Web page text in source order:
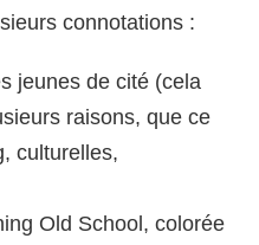
connotations :
jeunes de cité (cela
raisons, que ce
culturelles,
Old School, colorée